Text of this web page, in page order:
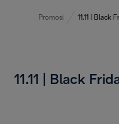
Promosi 11.11 | Black
11.11 | Black